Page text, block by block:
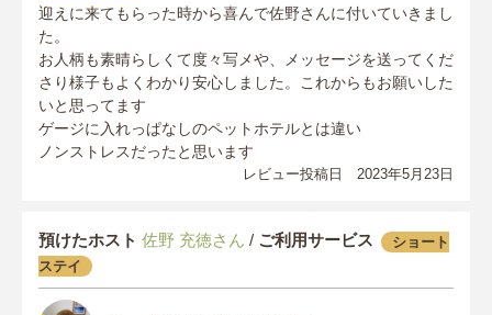
迎えに来てもらった時から喜んで佐野さんに付いていきまし
た。
お人柄も素晴らしくて度々写メや、メッセージを送ってくだ
さり様子もよくわかり安心しました。これからもお願いした
いと思ってます
ゲージに入れっぱなしのペットホテルとは違い
ノンストレスだったと思います
レビュー投稿日 2023年5月23日
預けたホスト 佐野 充徳さん / ご利用サービス
ショート
ステイ